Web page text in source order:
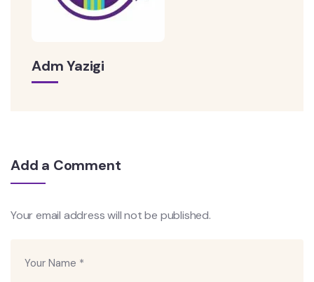
Adm Yazigi
Add a Comment
Your email address will not be published.